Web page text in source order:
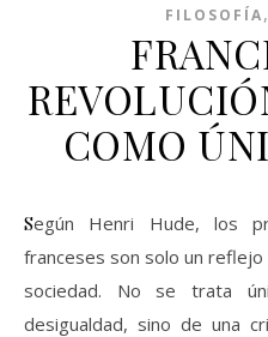
FILOSOFÍA,
COMO
Según Henri Hude, los problemas de los suburbios
franceses son solo un
sociedad. No se trata
desigualdad, sino de una